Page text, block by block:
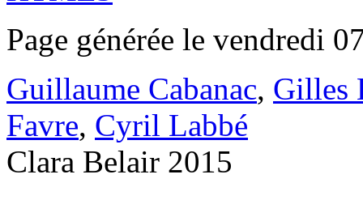
Page générée le vendredi
Guillaume Cabanac, Gilles
Favre, Cyril Labbé
Clara Belair 2015